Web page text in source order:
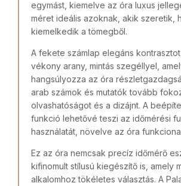
egymást, kiemelve az óra luxus
méret ideális azoknak, akik szeretik,
kiemelkedik a tömegből.
A fekete számlap elegáns
vékony arany, mintás szegéllyel,
hangsúlyozza az óra
arab számok és mutatók tovább
olvashatóságot és a dizájnt. A
funkció lehetővé teszi az időmérési
használatát, növelve az óra
Ez az óra nemcsak precíz időmérő
kifinomult stílusú kiegészítő is, amely
alkalomhoz tökéletes választás. A